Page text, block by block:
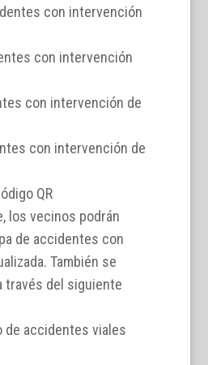
con intervención
con intervención
con intervención de
con intervención de
QR
los vecinos podrán
de accidentes con
También se
través del siguiente
de accidentes viales